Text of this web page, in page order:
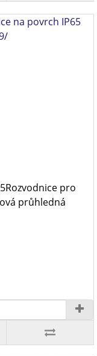
na povrch IP65
pro
průhledná